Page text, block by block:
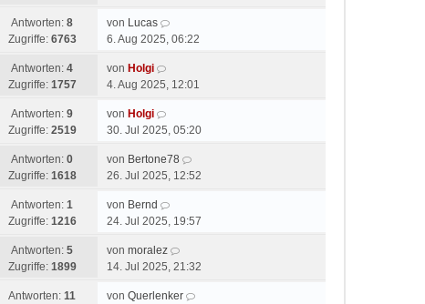
Antworten: 8
Zugriffe: 6763
von Lucas
6. Aug 2025, 06:22
Antworten: 4
Zugriffe: 1757
von Holgi
4. Aug 2025, 12:01
Antworten: 9
Zugriffe: 2519
von Holgi
30. Jul 2025, 05:20
Antworten: 0
Zugriffe: 1618
von Bertone78
26. Jul 2025, 12:52
Antworten: 1
Zugriffe: 1216
von Bernd
24. Jul 2025, 19:57
Antworten: 5
Zugriffe: 1899
von moralez
14. Jul 2025, 21:32
Antworten: 11
von Querlenker